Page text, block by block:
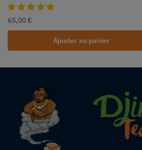
65,00 €
Ajouter au panier